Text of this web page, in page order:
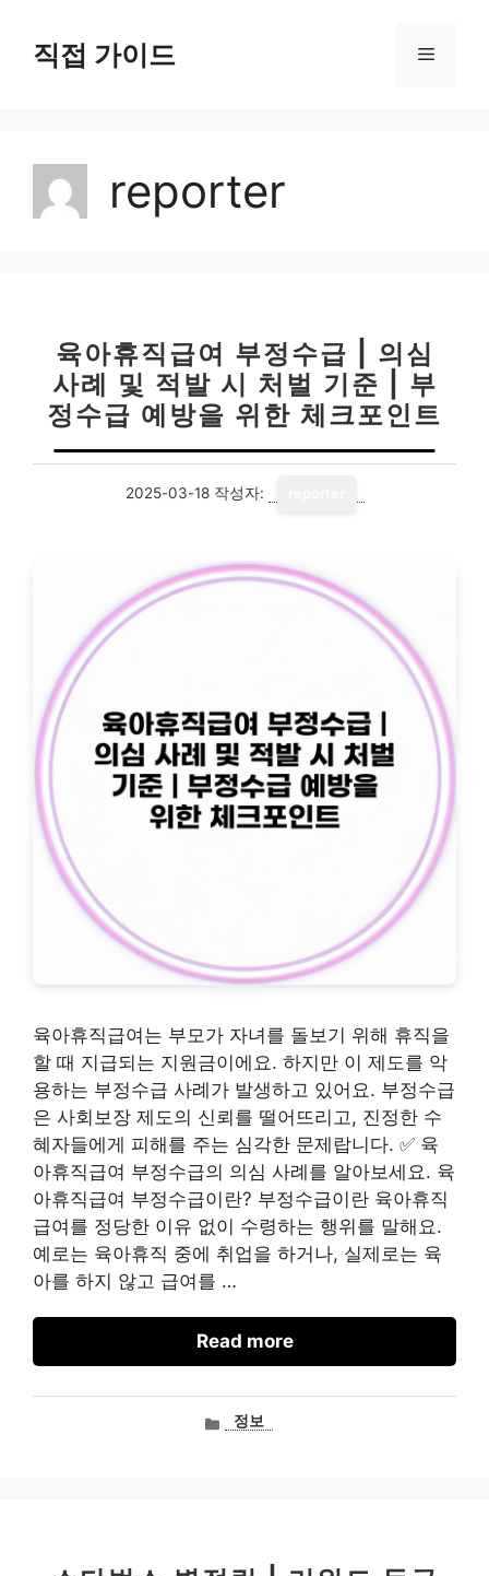
직접 가이드 메
reporter
육아휴직급여 부정수급 | 의심
사례 및 적발 시 처벌 기준 | 부
정수급 예방을 위한 체크포인트
2025-03-18 작성자:
육아휴직급여는 부모가 자녀를 돌보기 위해 휴직을
할 때 지급되는 지원금이에요. 하지만 이 제도를 악
용하는 부정수급 사례가 발생하고 있어요. 부정수급
은 사회보장 제도의 신뢰를 떨어뜨리고, 진정한 수
혜자들에게 피해를 주는 심각한 문제랍니다. ✅ 육
아휴직급여 부정수급의 의심 사례를 알아보세요. 육
아휴직급여 부정수급이란? 부정수급이란 육아휴직
급여를 정당한 이유 없이 수령하는 행위를 말해요.
예로는 육아휴직 중에 취업을 하거나, 실제로는 육
아를 하지 않고 급여를 …
Read more
카정보